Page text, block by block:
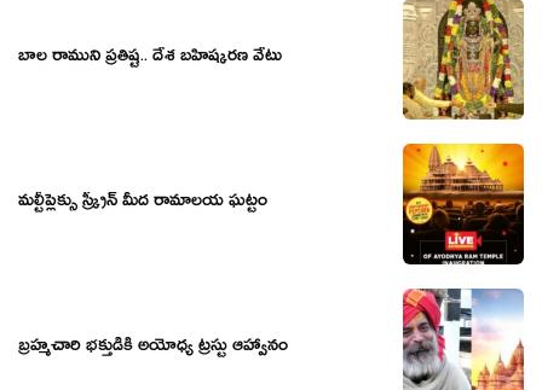
బాల రాముని ప్ర‌తిష్ట‌.. దేశ బ‌హిష్క‌ర‌ణ వేటు
మల్టీప్లెక్సు స్క్రీన్ మీద రామాలయ ఘట్టం
బ్రహ్మచారి భక్తుడికి అయోధ్య ట్రస్టు ఆహ్వానం